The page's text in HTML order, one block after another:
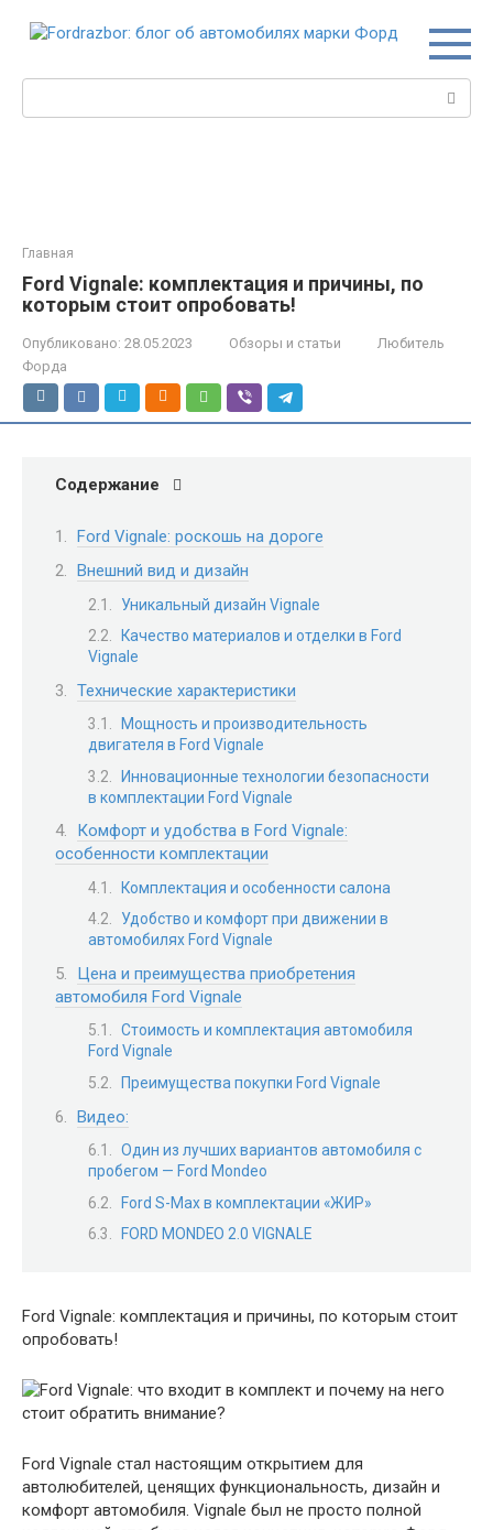
Главная
Ford Vignale: комплектация и причины, по
которым стоит опробовать!
Опубликовано: 28.05.2023 Обзоры и статьи
Любитель
Форда
Содержание
Ford Vignale: роскошь на дороге
Внешний вид и дизайн
Уникальный дизайн Vignale
Качество материалов и отделки в Ford
Vignale
Технические характеристики
Мощность и производительность
двигателя в Ford Vignale
Инновационные технологии безопасности
в комплектации Ford Vignale
Комфорт и удобства в Ford Vignale:
особенности комплектации
Комплектация и особенности салона
Удобство и комфорт при движении в
автомобилях Ford Vignale
Цена и преимущества приобретения
автомобиля Ford Vignale
Стоимость и комплектация автомобиля
Ford Vignale
Преимущества покупки Ford Vignale
Видео:
Один из лучших вариантов автомобиля с
пробегом — Ford Mondeo
Ford S-Max в комплектации «ЖИР»
FORD MONDEO 2.0 VIGNALE
Ford Vignale: комплектация и причины, по которым стоит
опробовать!
Ford Vignale стал настоящим открытием для
автолюбителей, ценящих функциональность, дизайн и
комфорт автомобиля. Vignale был не просто полной